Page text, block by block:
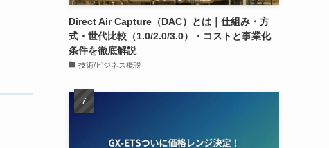
Direct Air Capture（DAC）とは｜仕組み・方
式・世代比較（1.0/2.0/3.0）・コストと事業化
条件を徹底解説
技術/ビジネス概説